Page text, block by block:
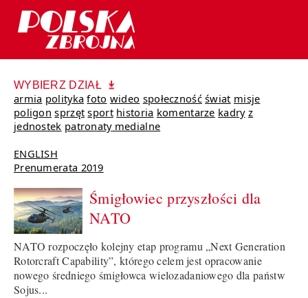
WYBIERZ DZIAŁ
armia polityka foto wideo społeczność świat misje
poligon sprzęt sport historia komentarze kadry z
jednostek patronaty medialne
ENGLISH
Prenumerata 2019
Śmigłowiec przyszłości dla
NATO
NATO rozpoczęło kolejny etap programu „Next Generation
Rotorcraft Capability”, którego celem jest opracowanie
nowego średniego śmigłowca wielozadaniowego dla państw
Sojus...